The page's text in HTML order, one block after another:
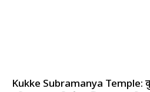
Kukke Subramanya Temple: